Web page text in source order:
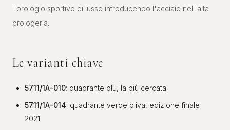
l'orologio sportivo di lusso introducendo l'acciaio nell'alta
orologeria.
Le varianti chiave
5711/1A-010: quadrante blu, la più cercata.
5711/1A-014: quadrante verde oliva, edizione finale
2021.